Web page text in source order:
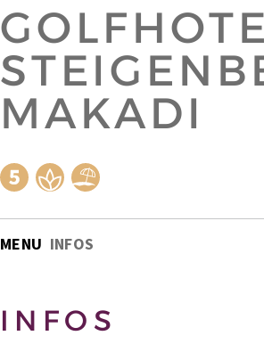
MAKADI
MENU INFOS
INFOS